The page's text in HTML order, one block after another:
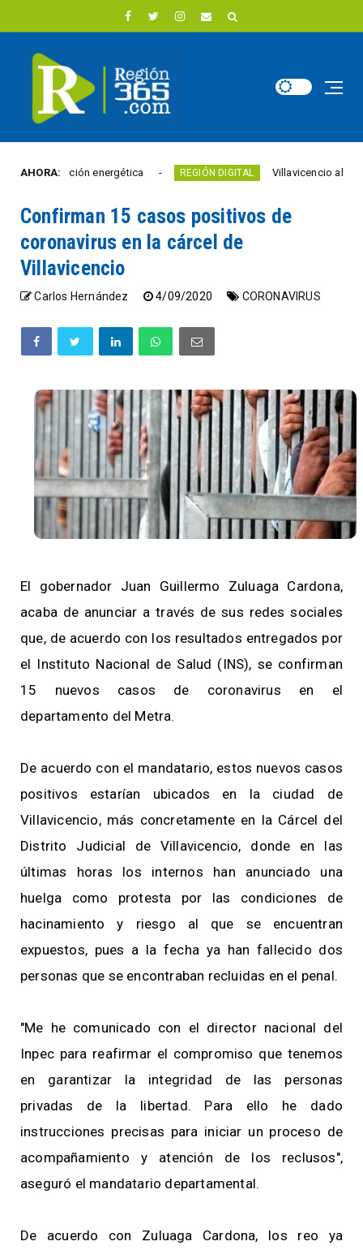
AHORA:energética REGIÓN DIGITAL Villavicencio abrió un
Confirman 15 casos positivos de
coronavirus en la cárcel de
Villavicencio
Carlos Hernández 4/09/2020 CORONAVIRUS
El gobernador Juan Guillermo Zuluaga Cardona,
acaba de anunciar a través de sus redes sociales
que, de acuerdo con los resultados entregados por
el Instituto Nacional de Salud (INS), se confirman
15 nuevos casos de coronavirus en el
departamento del Metra.
De acuerdo con el mandatario, estos nuevos casos
positivos estarían ubicados en la ciudad de
Villavicencio, más concretamente en la Cárcel del
Distrito Judicial de Villavicencio, donde en las
últimas horas los internos han anunciado una
huelga como protesta por las condiciones de
hacinamiento y riesgo al que se encuentran
expuestos, pues a la fecha ya han fallecido dos
personas que se encontraban recluidas en el penal.
"Me he comunicado con el director nacional del
Inpec para reafirmar el compromiso que tenemos
en garantizar la integridad de las personas
privadas de la libertad. Para ello he dado
instrucciones precisas para iniciar un proceso de
acompañamiento y atención de los reclusos",
aseguró el mandatario departamental.
De acuerdo con Zuluaga Cardona, los reo ya